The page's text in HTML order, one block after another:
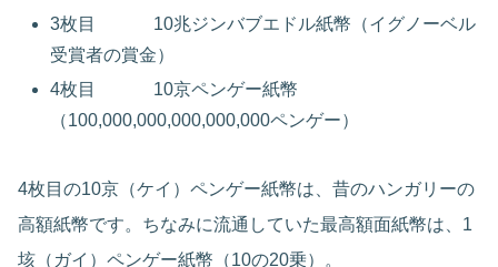
3枚目 10兆ジンバブエドル紙幣（イグノーベル
受賞者の賞金）
4枚目 10京ペンゲー紙幣
（100,000,000,000,000,000ペンゲー）
4枚目の10京（ケイ）ペンゲー紙幣は、昔のハンガリーの
高額紙幣です。ちなみに流通していた最高額面紙幣は、1
垓（ガイ）ペンゲー紙幣（10の20乗）。